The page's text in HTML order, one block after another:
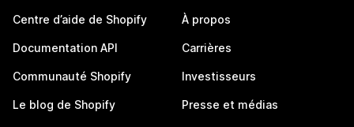
Centre d’aide de Shopify
Documentation API
Communauté Shopify
Le blog de Shopify
À propos
Carrières
Investisseurs
Presse et médias